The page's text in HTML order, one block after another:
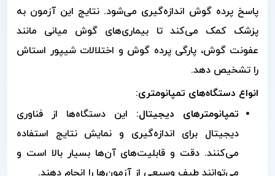
پاسخ پرده گوش اندازه‌گیری می‌شود. نتایج این آزمون به
پزشک کمک می‌کند تا بیماری‌های گوش میانی مانند
عفونت گوش، پارگی پرده گوش و اختلالات شیپور استاش
را تشخیص دهد.
انواع دستگاه‌های تمپانومتری:
تمپانومترهای دیجیتال: این دستگاه‌ها از فناوری
دیجیتال برای اندازه‌گیری و نمایش نتایج استفاده
می‌کنند. دقت و قابلیت‌های آن‌ها بسیار بالا است و
می‌توانند طیف وسیعی از آزمون‌ها را انجام دهند.